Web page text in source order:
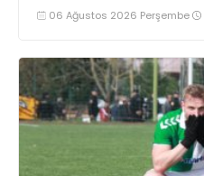
06 Ağustos 2026 Perşembe